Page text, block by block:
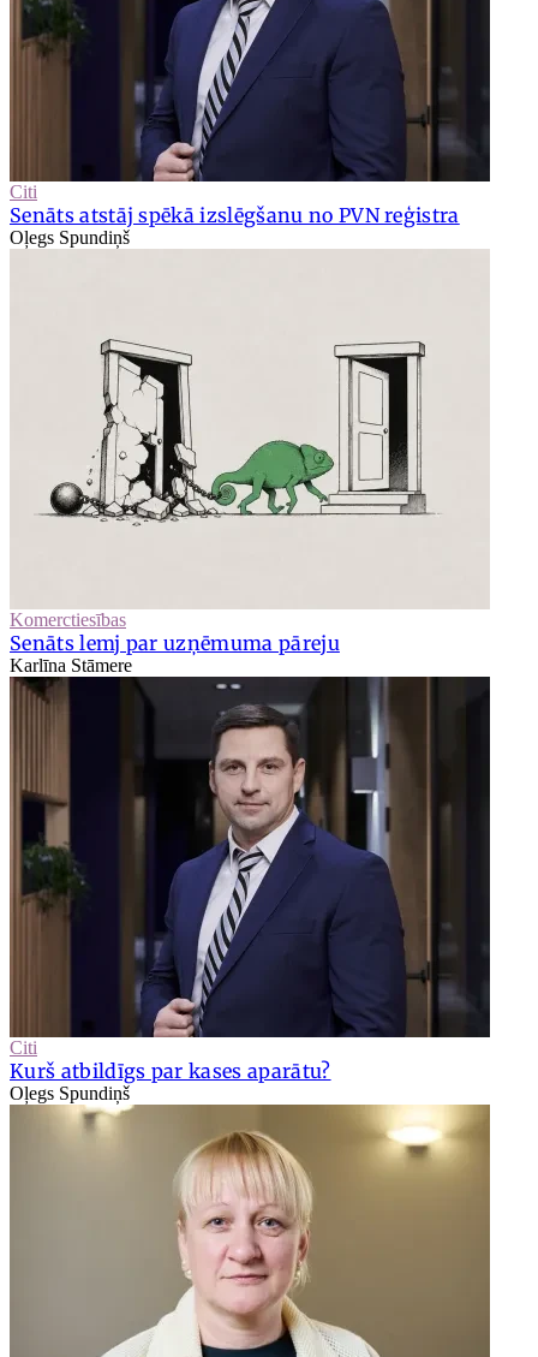
Citi
Senāts atstāj spēkā izslēgšanu no PVN reģistra
Oļegs Spundiņš
Komerctiesības
Senāts lemj par uzņēmuma pāreju
Karlīna Stāmere
Citi
Kurš atbildīgs par kases aparātu?
Oļegs Spundiņš